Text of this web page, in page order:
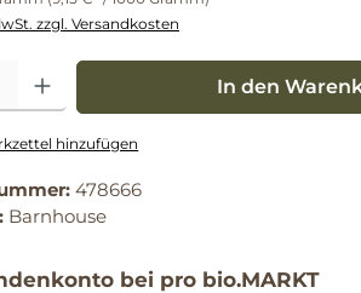
zzgl. Versandkosten
Gib den gewünschten Wert ein oder
In den
hinzufügen
478666
Barnhouse
bei pro bio.MARKT